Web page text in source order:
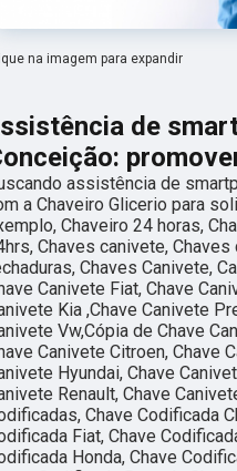
na imagem para expandir
de
assistência de
a Chaveiro Glicerio para
Chaveiro 24 horas,
Chaves canivete,
Chaves Canivete,
Canivete Fiat, Chave
Kia ,Chave Canivete
Vw,Cópia de Chave
Canivete Citroen, Chave
Hyundai, Chave
Renault, Chave
Chave Codificada
Fiat, Chave
Honda, Chave